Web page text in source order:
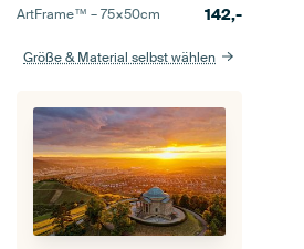
ArtFrame™ –75×50cm 142,-
Größe & Material selbst wählen